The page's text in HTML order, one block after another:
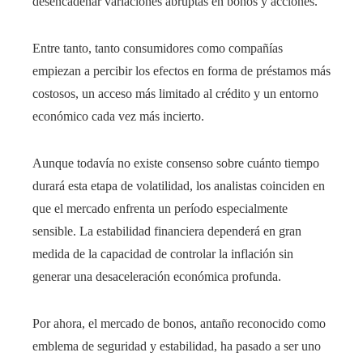
Entre tanto, tanto consumidores como compañías
empiezan a percibir los efectos en forma de préstamos más
costosos, un acceso más limitado al crédito y un entorno
económico cada vez más incierto.
Aunque todavía no existe consenso sobre cuánto tiempo
durará esta etapa de volatilidad, los analistas coinciden en
que el mercado enfrenta un período especialmente
sensible. La estabilidad financiera dependerá en gran
medida de la capacidad de controlar la inflación sin
generar una desaceleración económica profunda.
Por ahora, el mercado de bonos, antaño reconocido como
emblema de seguridad y estabilidad, ha pasado a ser uno